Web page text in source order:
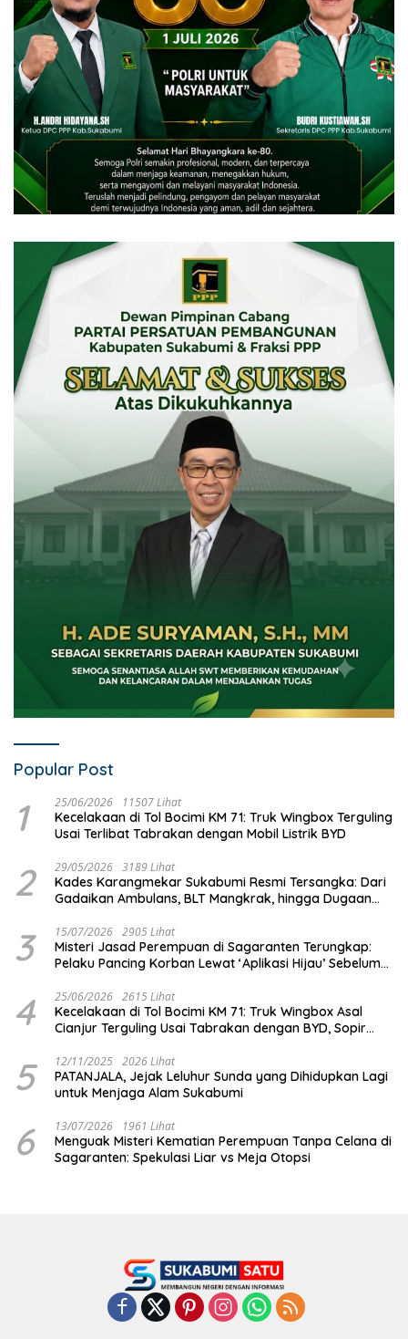
Popular Post
1 25/06/2026 11507 Lihat
Kecelakaan di Tol Bocimi KM 71: Truk Wingbox Terguling
Usai Terlibat Tabrakan dengan Mobil Listrik BYD
2 29/05/2026 3189 Lihat
Kades Karangmekar Sukabumi Resmi Tersangka: Dari
Gadaikan Ambulans, BLT Mangkrak, hingga Dugaan
3 15/07/2026 2905 Lihat
Misteri Jasad Perempuan di Sagaranten Terungkap:
Pelaku Pancing Korban Lewat ‘Aplikasi Hijau’ Sebelum
4 25/06/2026 2615 Lihat
Kecelakaan di Tol Bocimi KM 71: Truk Wingbox Asal
Cianjur Terguling Usai Tabrakan dengan BYD, Sopir
5 12/11/2025 2026 Lihat
PATANJALA, Jejak Leluhur Sunda yang Dihidupkan Lagi
untuk Menjaga Alam Sukabumi
6 13/07/2026 1961 Lihat
Menguak Misteri Kematian Perempuan Tanpa Celana di
Sagaranten: Spekulasi Liar vs Meja Otopsi